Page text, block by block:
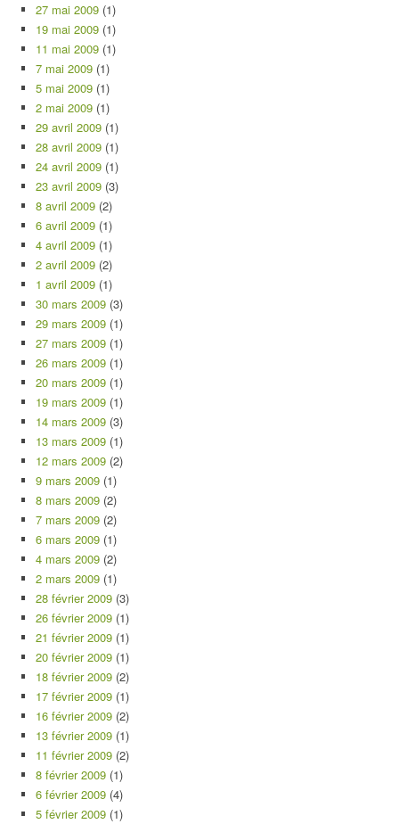
27 mai 2009 (1)
19 mai 2009 (1)
11 mai 2009 (1)
7 mai 2009 (1)
5 mai 2009 (1)
2 mai 2009 (1)
29 avril 2009 (1)
28 avril 2009 (1)
24 avril 2009 (1)
23 avril 2009 (3)
8 avril 2009 (2)
6 avril 2009 (1)
4 avril 2009 (1)
2 avril 2009 (2)
1 avril 2009 (1)
30 mars 2009 (3)
29 mars 2009 (1)
27 mars 2009 (1)
26 mars 2009 (1)
20 mars 2009 (1)
19 mars 2009 (1)
14 mars 2009 (3)
13 mars 2009 (1)
12 mars 2009 (2)
9 mars 2009 (1)
8 mars 2009 (2)
7 mars 2009 (2)
6 mars 2009 (1)
4 mars 2009 (2)
2 mars 2009 (1)
28 février 2009 (3)
26 février 2009 (1)
21 février 2009 (1)
20 février 2009 (1)
18 février 2009 (2)
17 février 2009 (1)
16 février 2009 (2)
13 février 2009 (1)
11 février 2009 (2)
8 février 2009 (1)
6 février 2009 (4)
5 février 2009 (1)